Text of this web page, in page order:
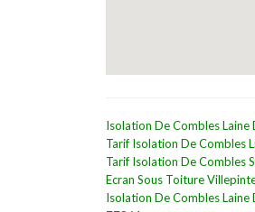
Isolation De Combles Laine
Tarif Isolation De Combles
Tarif Isolation De Combles
Ecran Sous Toiture
Isolation De Combles Laine